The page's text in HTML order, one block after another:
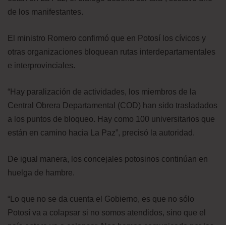
de los manifestantes.
El ministro Romero confirmó que en Potosí los cívicos y
otras organizaciones bloquean rutas interdepartamentales
e interprovinciales.
“Hay paralización de actividades, los miembros de la
Central Obrera Departamental (COD) han sido trasladados
a los puntos de bloqueo. Hay como 100 universitarios que
están en camino hacia La Paz”, precisó la autoridad.
De igual manera, los concejales potosinos continúan en
huelga de hambre.
“Lo que no se da cuenta el Gobierno, es que no sólo
Potosí va a colapsar si no somos atendidos, sino que el